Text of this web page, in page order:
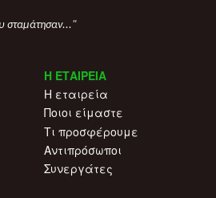
σταμάτησαν..."
Η ΕΤΑΙΡΕΙΑ
Η εταιρεία
Ποιοι είμαστε
Τι προσφέρουμε
Αντιπρόσωποι
Συνεργάτες